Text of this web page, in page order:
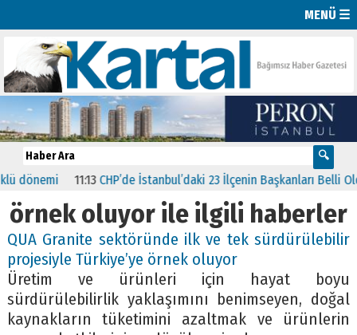
MENÜ ☰
dönemi 11:13 CHP’de İstanbul’daki 23 İlçenin Başkanları Belli Oldu
örnek oluyor ile ilgili haberler
QUA Granite sektöründe ilk ve tek sürdürülebilir
projesiyle Türkiye’ye örnek oluyor
Üretim ve ürünleri için hayat boyu
sürdürülebilirlik yaklaşımını benimseyen, doğal
kaynakların tüketimini azaltmak ve ürünlerin